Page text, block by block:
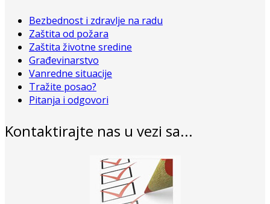
Bezbednost i zdravlje na radu
Zaštita od požara
Zaštita životne sredine
Građevinarstvo
Vanredne situacije
Tražite posao?
Pitanja i odgovori
Kontaktirajte nas u vezi sa...